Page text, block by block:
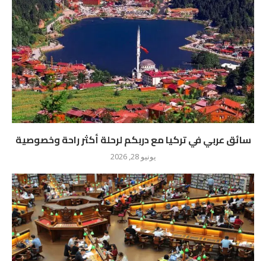
سائق عربي في تركيا مع دربكم لرحلة أكثر راحة وخصوصية
يونيو 28, 2026